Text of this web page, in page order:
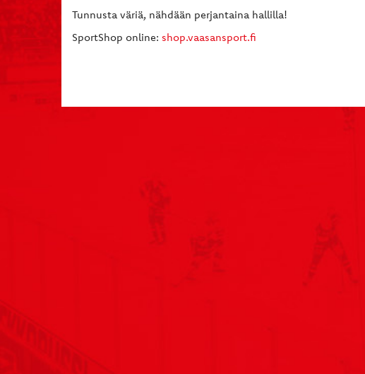
Tunnusta väriä, nähdään perjantaina hallilla!
SportShop online: shop.vaasansport.fi